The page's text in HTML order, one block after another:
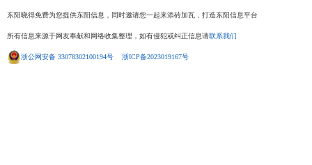
东阳晓得免费为您提供东阳信息，同时邀请您一起来添砖加瓦，打造东阳信息平台
所有信息来源于网友奉献和网络收集整理，如有侵犯或纠正信息请联系我们
浙公网安备 33078302100194号 浙ICP备2023019167号